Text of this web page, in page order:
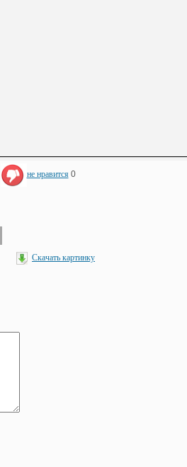
не нравится 0
Скачать картинку